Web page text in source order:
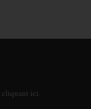
cliquant ici.